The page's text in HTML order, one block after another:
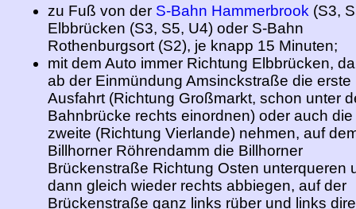
zu Fuß von der S-Bahn Hammerbrook (S3,
Elbbrücken (S3, S5, U4) oder S-Bahn
Rothenburgsort (S2), je knapp 15 Minuten;
mit dem Auto immer Richtung Elbbrücken,
ab der Einmündung Amsinckstraße die erste
Ausfahrt (Richtung Großmarkt, schon unter
Bahnbrücke rechts einordnen) oder auch die
zweite (Richtung Vierlande) nehmen, auf
Billhorner Röhrendamm die Billhorner
Brückenstraße Richtung Osten unterqueren
dann gleich wieder rechts abbiegen, auf der
Brückenstraße ganz links rüber und links